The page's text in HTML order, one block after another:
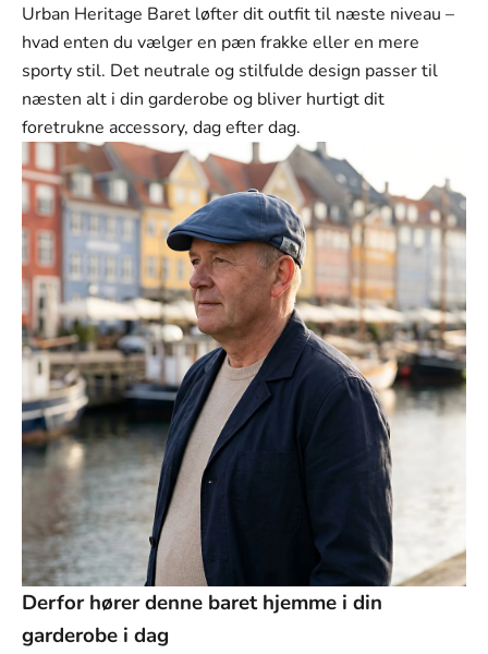
Urban Heritage Baret løfter dit outfit til næste niveau –
hvad enten du vælger en pæn frakke eller en mere
sporty stil. Det neutrale og stilfulde design passer til
næsten alt i din garderobe og bliver hurtigt dit
foretrukne accessory, dag efter dag.
Derfor hører denne baret hjemme i din
garderobe i dag